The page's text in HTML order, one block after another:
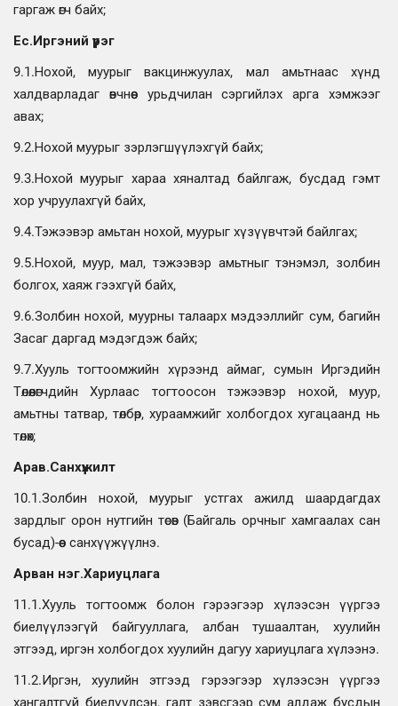
гаргаж өгч байх;
Ес.Иргэний үүрэг
9.1.Нохой, муурыг вакцинжуулах, мал амьтнаас хүнд
халдварладаг өвчнөөс урьдчилан сэргийлэх арга хэмжээг
авах;
9.2.Нохой муурыг зэрлэгшүүлэхгүй байх;
9.3.Нохой муурыг хараа хяналтад байлгаж, бусдад гэмт
хор учруулахгүй байх,
9.4.Тэжээвэр амьтан нохой, муурыг хүзүүвчтэй байлгах;
9.5.Нохой, муур, мал, тэжээвэр амьтныг тэнэмэл, золбин
болгох, хаяж гээхгүй байх,
9.6.Золбин нохой, муурны талаарх мэдээллийг сум, багийн
Засаг даргад мэдэгдэж байх;
9.7.Хууль тогтоомжийн хүрээнд аймаг, сумын Иргэдийн
Төлөөлөгчдийн Хурлаас тогтоосон тэжээвэр нохой, муур,
амьтны татвар, төлбөр, хураамжийг холбогдох хугацаанд нь
төлөх;
Арав.Санхүүжилт
10.1.Золбин нохой, муурыг устгах ажилд шаардагдах
зардлыг орон нутгийн төсөв (Байгаль орчныг хамгаалах сан
бусад)-өөс санхүүжүүлнэ.
Арван нэг.Хариуцлага
11.1.Хууль тогтоомж болон гэрээгээр хүлээсэн үүргээ
биелүүлээгүй байгууллага, албан тушаалтан, хуулийн
этгээд, иргэн холбогдох хуулийн дагуу хариуцлага хүлээнэ.
11.2.Иргэн, хуулийн этгээд гэрээгээр хүлээсэн үүргээ
хангалтгүй биелүүлсэн, галт зэвсгээр сум алдаж бусдын